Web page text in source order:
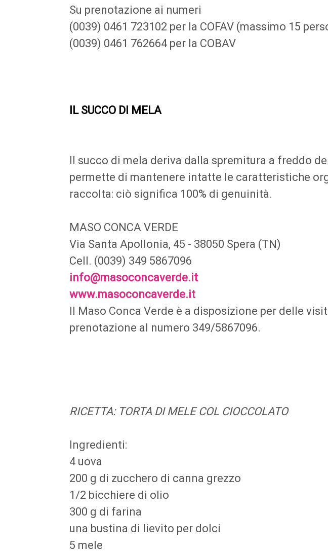
Su prenotazione ai numeri
(0039) 0461 723102 per la COFAV (massimo 15
(0039) 0461 762664 per la COBAV
IL SUCCO DI MELA
Il succo di mela deriva dalla spremitura a freddo
permette di mantenere intatte le caratteristiche
raccolta: ciò significa 100% di genuinità.
MASO CONCA VERDE
Via Santa Apollonia, 45 - 38050 Spera (TN)
Cell. (0039) 349 5867096
info@masoconcaverde.it
www.masoconcaverde.it
Il Maso Conca Verde è a disposizione per delle
prenotazione al numero 349/5867096.
RICETTA: TORTA DI MELE COL CIOCCOLATO
Ingredienti:
4 uova
200 g di zucchero di canna grezzo
1/2 bicchiere di olio
300 g di farina
una bustina di lievito per dolci
5 mele